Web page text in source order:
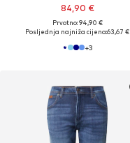
84,90 €
Prvotno: 94,90 €
Posljednja najniža cijena:63,67 €
+3